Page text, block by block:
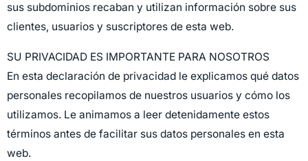
sus subdominios recaban y utilizan información sobre sus
clientes, usuarios y suscriptores de esta web.
SU PRIVACIDAD ES IMPORTANTE PARA NOSOTROS
En esta declaración de privacidad le explicamos qué datos
personales recopilamos de nuestros usuarios y cómo los
utilizamos. Le animamos a leer detenidamente estos
términos antes de facilitar sus datos personales en esta
web.